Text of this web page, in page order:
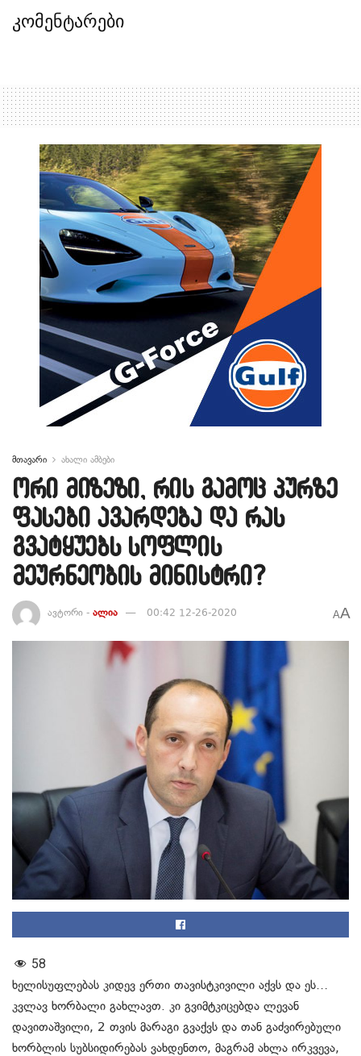
კომენტარები
მთავარი ახალი ამბები
ორი მიზეზი, რის გამოც პურზე
ფასები ავარდება და რას
გვატყუებს სოფლის
მეურნეობის მინისტრი?
ავტორი - ალია 00:42 12-26-2020 AA
58
ხელისუფლებას კიდევ ერთი თავისტკივილი აქვს და ეს…
კვლავ ხორბალი გახლავთ. კი გვიმტკიცებდა ლევან
დავითაშვილი, 2 თვის მარაგი გვაქვს და თან გაძვირებული
ხორბლის სუბსიდირებას ვახდენთო, მაგრამ ახლა ირკვევა,